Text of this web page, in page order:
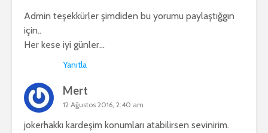
Admin teşekkürler şimdiden bu yorumu paylaştığgın
için..
Her kese iyi günler…
Yanıtla
Mert
12 Ağustos 2016, 2:40 am
jokerhakkı kardeşim konumları atabilirsen sevinirim.